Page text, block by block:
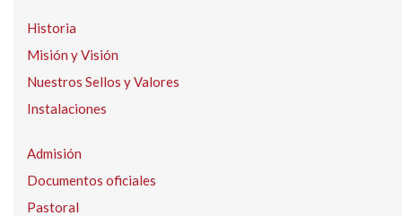
Historia
Misión y Visión
Nuestros Sellos y Valores
Instalaciones
Admisión
Documentos oficiales
Pastoral